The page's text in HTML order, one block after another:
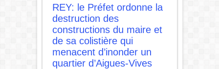
REY: le Préfet ordonne la
destruction des
constructions du maire et
de sa colistière qui
menacent d’inonder un
quartier d’Aigues-Vives